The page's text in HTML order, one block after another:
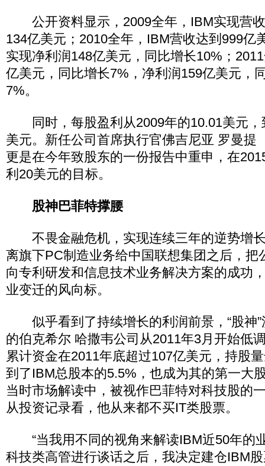
公开资料显示，2009全年，IBM实现营收
134亿美元；2010全年，IBM营收达到999亿
实现净利润148亿美元，同比增长10%；
亿美元，同比增长7%，净利润159亿美元，
7%。
同时，每股盈利从2009年的10.01美元，
美元。新任公司首席执行官佛吉尼亚 罗曼提
更是在今年致股东的一份报告中重申，在
利20美元的目标。
股神巴菲特撑腰
不畏金融危机，实现连续三年的逆势增
离旗下PC制造业务给中国联想集团之后，把
向专利研发和信息技术业务解决方案的成功
业变迁的风向标。
似乎看到了持续增长的利润前景，“股神”
的伯克希尔 哈撒韦公司从2011年3月开始低
累计资金在2011年底超过107亿美元，持股
到了IBM总股本的5.5%，也成为其的第一
当时市场解读中，被视作巴菲特对科技股的
从投资记录看，他从来都不买IT类股票。
“当我用不同的视角来解读IBM近50年的
科技类高管进行谈话之后，我决定建仓IBM